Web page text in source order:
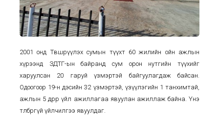
2001 онд Төвшрүүлэх сумын түүхт 60 жилийн ойн ажлын
хүрээнд ЗДТГ-ын байранд сум орон нутгийн түүхийг
харуулсан 20 гаруй үзмэртэй байгуулагдаж байсан.
Одоогоор 19-н дэсийн 32 үзмэртэй, үзүүлэгийн 1 танхимтай,
ажлын 5 өдрөөр үйл ажиллагаа явуулан ажиллаж байна. Үнэ
төлбөргүй үйлчилгээ явуулдаг.